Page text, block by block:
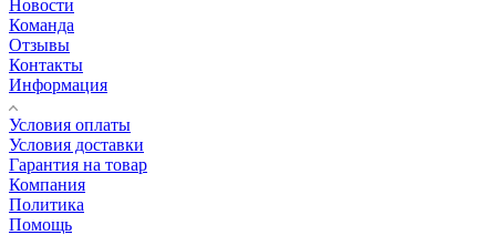
Новости
Команда
Отзывы
Контакты
Информация
Условия оплаты
Условия доставки
Гарантия на товар
Компания
Политика
Помощь